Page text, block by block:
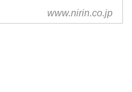
www.nirin.co.jp